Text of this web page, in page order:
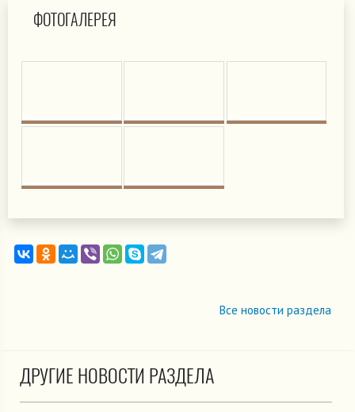
ФОТОГАЛЕРЕЯ
Все новости раздела
ДРУГИЕ НОВОСТИ РАЗДЕЛА